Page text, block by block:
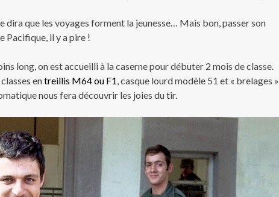
dira que les voyages forment la jeunesse… Mais bon, passer son
Pacifique, il y a pire !
long, on est accueilli à la caserne pour débuter 2 mois de classe.
entreillis M64 ou F1 , casque lourd modèle 51 et « brelages »
nous fera découvrir les joies du tir.